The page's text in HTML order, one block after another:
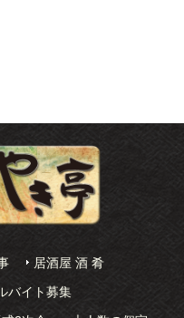
居酒屋 酒 肴
バイト募集